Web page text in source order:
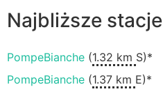
Najbliższe stacje
PompeBianche (1.32 km S)*
PompeBianche (1.37 km E)*